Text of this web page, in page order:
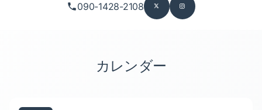
090-1428-2108
カレンダー